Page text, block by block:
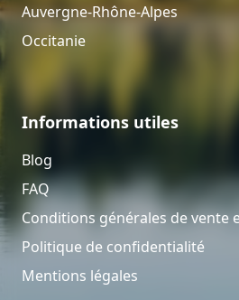
Auvergne-Rhône-Alpes
Occitanie
Informations utiles
Blog
FAQ
Conditions générales de vente
Politique de confidentialité
Mentions légales